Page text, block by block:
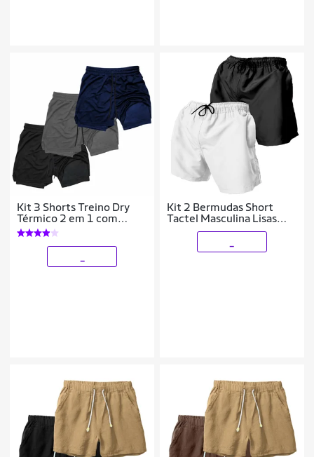
Kit 3 Shorts Treino Dry
Térmico 2 em 1 com
Bolso para Cel. e Porta-
Toalha Calção Fitness
Academia
Kit 2 Bermudas Short
Tactel Masculina Lisas
com Bolsos e Ajuste na